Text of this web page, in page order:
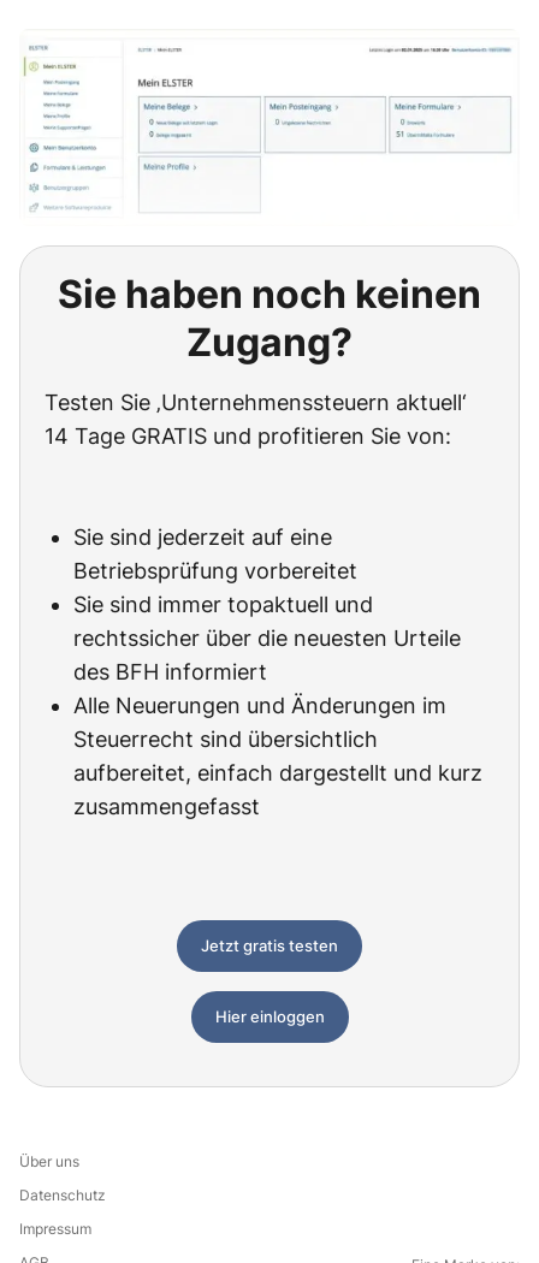
Sie haben noch keinen
Zugang?
Testen Sie ‚Unternehmenssteuern aktuell‘
14 Tage GRATIS und profitieren Sie von:
Sie sind jederzeit auf eine
Betriebsprüfung vorbereitet
Sie sind immer topaktuell und
rechtssicher über die neuesten Urteile
des BFH informiert
Alle Neuerungen und Änderungen im
Steuerrecht sind übersichtlich
aufbereitet, einfach dargestellt und kurz
zusammengefasst
Jetzt gratis testen
Hier einloggen
Über uns
Datenschutz
Impressum